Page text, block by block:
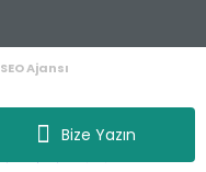
Bize Yazın
SEO Ajansı